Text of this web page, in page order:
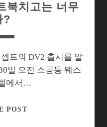
트
북치고는 너무
?
트의 DV2 출시를 알
일 오전 소공동 웨스
에서…
POSTHP